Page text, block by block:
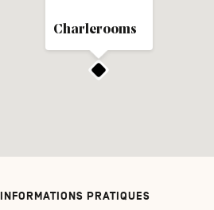
Charlerooms
INFORMATIONS PRATIQUES